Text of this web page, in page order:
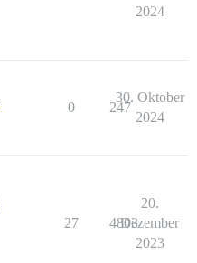
2024
0 247
30. Oktober
2024
27 4803
20.
Dezember
2023